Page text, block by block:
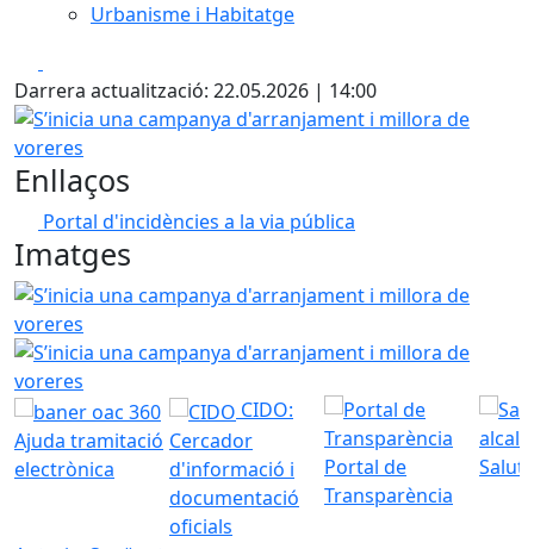
Urbanisme i Habitatge
Darrera actualització: 22.05.2026 | 14:00
S’inicia una campanya d'arranjament i millora de voreres
Enllaços
Portal d'incidències a la via pública
Imatges
S’inicia una campanya d'arranjament i millora de voreres
S’inicia una campanya d'arranjament i millora de voreres
Ajuda tramitació
electrònica
CIDO:
Cercador
d'informació i
documentació
oficials
Portal de
Transparència